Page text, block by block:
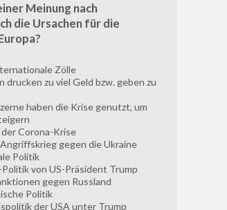
Meinung nach
die Ursachen für die
Zölle
drucken zu viel Geld bzw. geben zu
haben die Krise genutzt, um
Corona-Krise
gegen die Ukraine
Politik
von US-Präsident Trump
gegen Russland
Politik
der USA unter Trump